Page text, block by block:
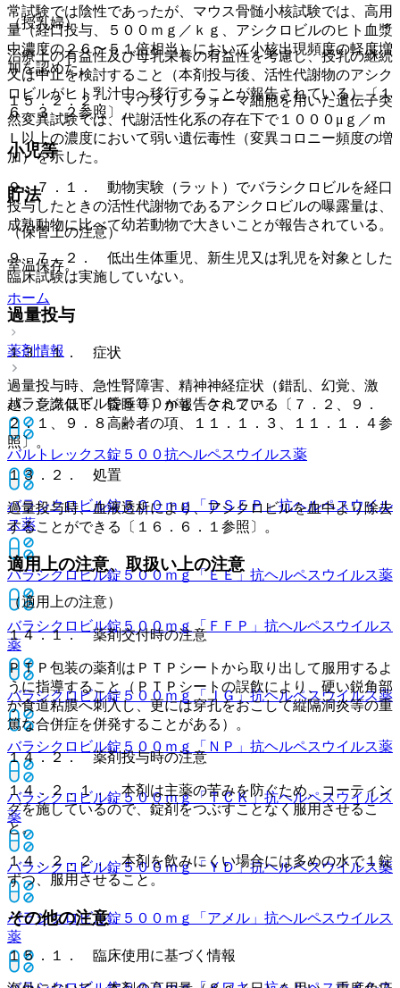
常試験では陰性であったが、マウス骨髄小核試験では、高用
量（経口投与、５００ｍｇ／ｋｇ、アシクロビルのヒト血漿
中濃度の２６〜５１倍相当）において小核出現頻度の軽度増
加を認めた。
１５．２．２． マウスリンフォーマ細胞を用いた遺伝子突
然変異試験では、代謝活性化系の存在下で１０００μｇ／ｍ
Ｌ以上の濃度において弱い遺伝毒性（変異コロニー頻度の増
加）を示した。
貯法
（保管上の注意）
室温保存。
ホーム
薬剤情報
バラシクロビル錠５００ｍｇ「ケミファ」
バルトレックス錠５００抗ヘルペスウイルス薬
バラシクロビル錠５００ｍｇ「ＤＳＥＰ」抗ヘルペスウイル
ス薬
バラシクロビル錠５００ｍｇ「ＥＥ」 抗ヘルペスウイルス薬
バラシクロビル錠５００ｍｇ「ＦＦＰ」 抗ヘルペスウイルス
薬
バラシクロビル錠５００ｍｇ「ＪＧ」抗ヘルペスウイルス薬
バラシクロビル錠５００ｍｇ「ＮＰ」 抗ヘルペスウイルス薬
バラシクロビル錠５００ｍｇ「ＴＣＫ」抗ヘルペスウイルス
薬
バラシクロビル錠５００ｍｇ「ＹＤ」抗ヘルペスウイルス薬
バラシクロビル錠５００ｍｇ「アメル」 抗ヘルペスウイルス
薬
（授乳婦）
治療上の有益性及び母乳栄養の有益性を考慮し、授乳の継続
又は中止を検討すること（本剤投与後、活性代謝物のアシク
ロビルがヒト乳汁中へ移行することが報告されている）〔１
６．３．２参照〕。
小児等
９．７．１． 動物実験（ラット）でバラシクロビルを経口
投与したときの活性代謝物であるアシクロビルの曝露量は、
成熟動物に比べて幼若動物で大きいことが報告されている。
９．７．２． 低出生体重児、新生児又は乳児を対象とした
臨床試験は実施していない。
過量投与
１３．１． 症状
過量投与時、急性腎障害、精神神経症状（錯乱、幻覚、激
越、意識低下、昏睡等）が報告されている〔７．２、９．
２．１、９．８高齢者の項、１１．１．３、１１．１．４参
照〕。
１３．２． 処置
過量投与時、血液透析により、アシクロビルを血中より除去
することができる〔１６．６．１参照〕。
適用上の注意、取扱い上の注意
（適用上の注意）
１４．１． 薬剤交付時の注意
ＰＴＰ包装の薬剤はＰＴＰシートから取り出して服用するよ
うに指導すること（ＰＴＰシートの誤飲により、硬い鋭角部
が食道粘膜へ刺入し、更には穿孔をおこして縦隔洞炎等の重
篤な合併症を併発することがある）。
１４．２． 薬剤投与時の注意
１４．２．１． 本剤は主薬の苦みを防ぐため、コーティン
グを施しているので、錠剤をつぶすことなく服用させるこ
と。
１４．２．２． 本剤を飲みにくい場合には多めの水で１錠
ずつ、服用させること。
その他の注意
１５．１． 臨床使用に基づく情報